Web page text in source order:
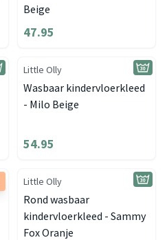
Beige
47.95
Little Olly
Wasbaar kindervloerkleed
- Milo Beige
54.95
Little Olly
Rond wasbaar
kindervloerkleed - Sammy
Fox Oranje